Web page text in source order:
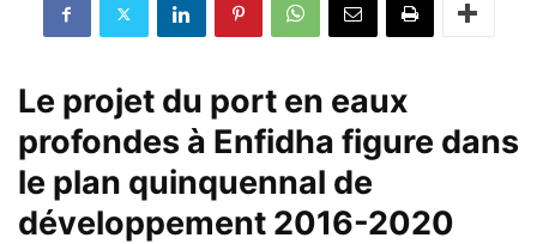
Le projet du port en eaux
profondes à Enfidha figure dans
le plan quinquennal de
développement 2016-2020